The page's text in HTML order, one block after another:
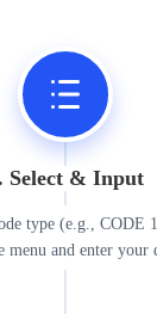
Select & Input
type (e.g., CODE
menu and enter your